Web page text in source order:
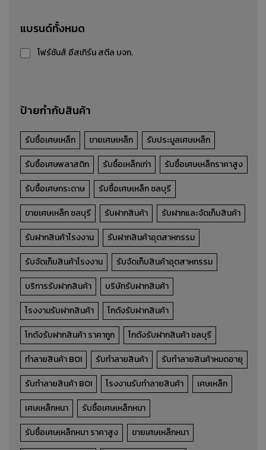
เศษเหล็กหนา
รับซื้อ-ขาย-ประมูล เศษเหล็กหนา
แบรนด์ทั้งหมด
โฟร์ซันส์ อีสเทิร์น สตีล บจก.
ป้ายกำกับสินค้า
รับซื้อเศษเหล็ก ขายเศษเหล็ก
รับประมูลเศษเหล็ก
รับซื้อเศษพลาสติก
รับซื้อเหล็กเก่า
รับซื้อเศษเหล็กราคาสูง
รับซื้อเศษกระดาษ
รับซื้อเศษเหล็ก ชลบุรี
ขายเศษเหล็ก ชลบุรี
รับฝากสินค้า
รับฝากและจัดเก็บสินค้า
รับฝากสินค้าโรงงาน
รับฝากสินค้าอุตสาหกรรม
รับจัดเก็บสินค้าโรงงาน
รับจัดเก็บสินค้าอุตสาหกรรม
บริการรับฝากสินค้า
บริษัทรับฝากสินค้า
โรงงานรับฝากสินค้า
โกดังรับฝากสินค้า
โกดังรับฝากสินค้า ราคาถูก
โกดังรับฝากสินค้า ชลบุรี
ทำลายสินค้า BOI
รับทำลายสินค้า
รับทำลายสินค้าหมดอายุ
รับทำลายสินค้า BOI
โรงงานรับทำลายสินค้า
เศษเหล็ก
เศษเหล็กหนา
รับซื้อเศษเหล็กหนา
รับซื้อเศษเหล็กหนา ราคาสูง
ขายเศษเหล็กหนา